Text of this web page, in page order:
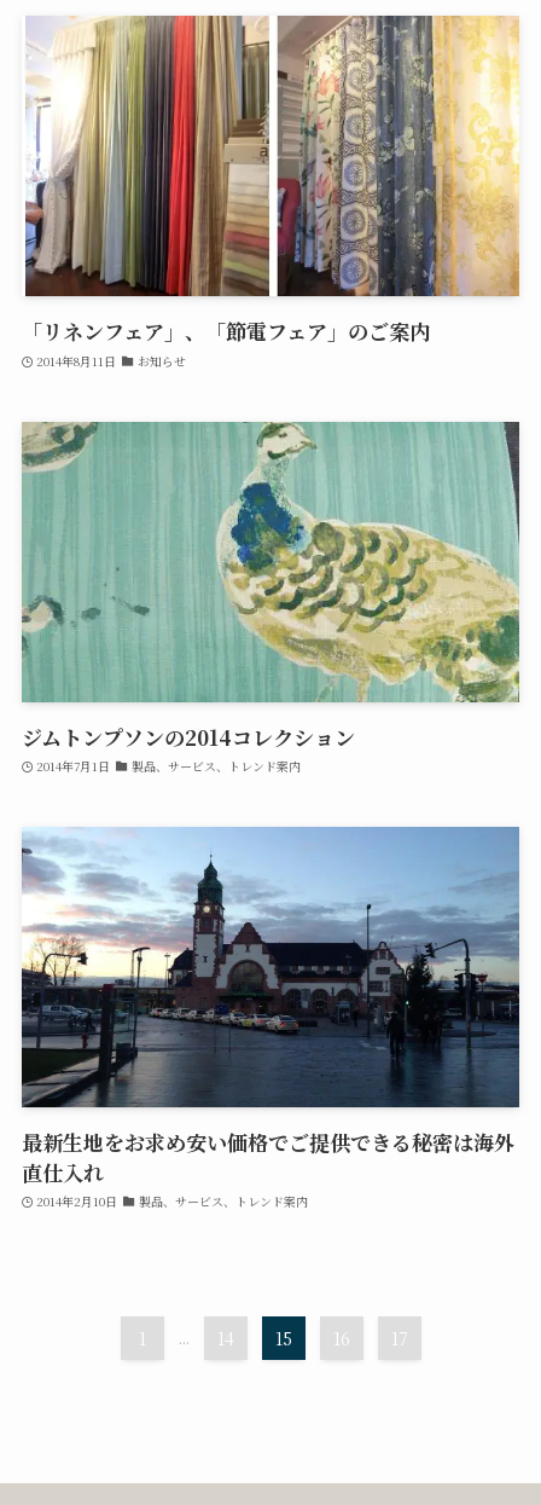
「リネンフェア」、「節電フェア」のご案内
2014年8月11日 お知らせ
ジムトンプソンの2014コレクション
2014年7月1日 製品、サービス、トレンド案内
最新生地をお求め安い価格でご提供できる秘密は海外
直仕入れ
2014年2月10日 製品、サービス、トレンド案内
1 ... 14 15 16 17